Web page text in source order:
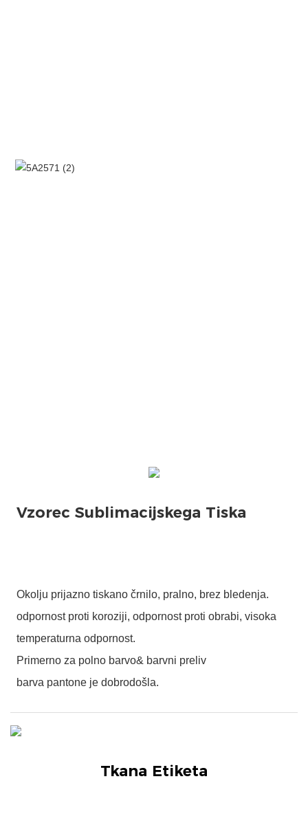
Okolju prijazno tiskano črnilo, pralno, brez bledenja.
odpornost proti koroziji, odpornost proti obrabi, visoka
temperaturna odpornost.
Primerno za polno barvo& barvni preliv
barva pantone je dobrodošla.